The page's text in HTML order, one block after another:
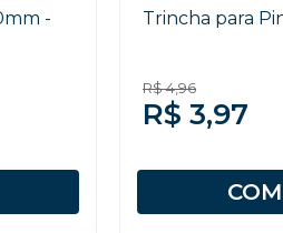
- Trincha para
R$ 4,96
R$ 3,97